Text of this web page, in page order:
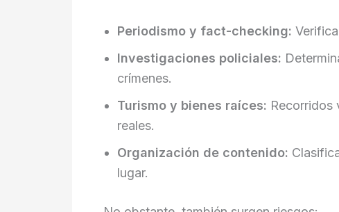
Periodismo y fact-checking:
Investigaciones policiales:
crímenes.
Turismo y bienes raíces: Recorridos
reales.
Organización de contenido:
lugar.